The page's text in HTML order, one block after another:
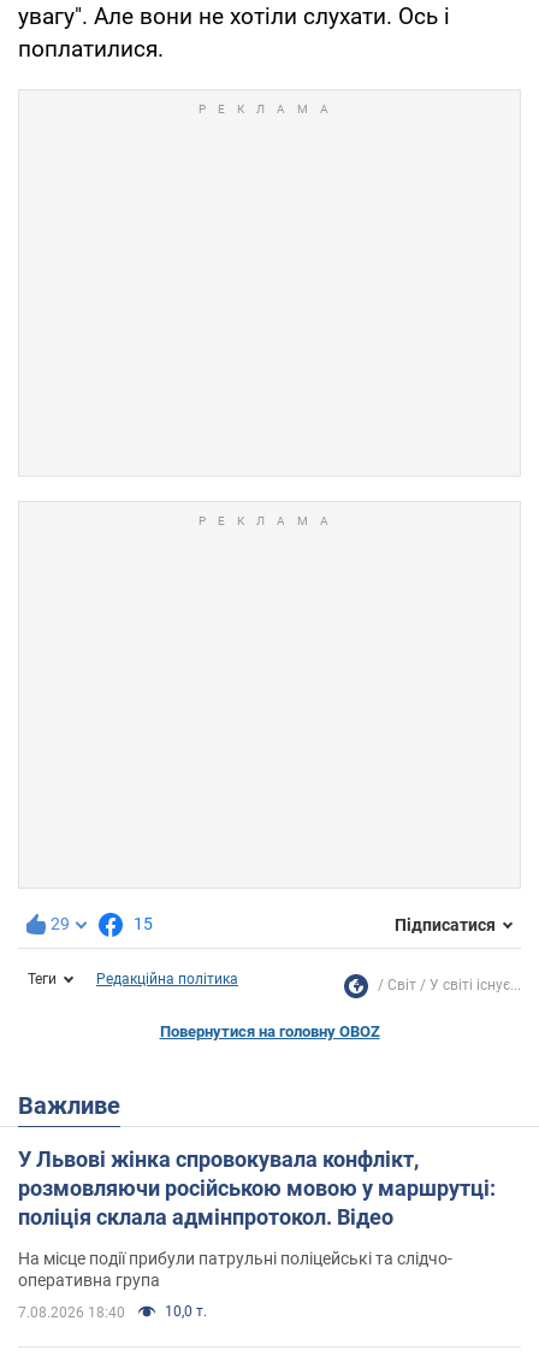
увагу". Але вони не хотіли слухати. Ось і
поплатилися.
29 15 Підписатися
Теги Редакційна політика Світ У світі існує...
Повернутися на головну OBOZ
Важливе
У Львові жінка спровокувала конфлікт,
розмовляючи російською мовою у маршрутці:
поліція склала адмінпротокол. Відео
На місце події прибули патрульні поліцейські та слідчо-
оперативна група
7.08.2026 18:40 10,0 т.